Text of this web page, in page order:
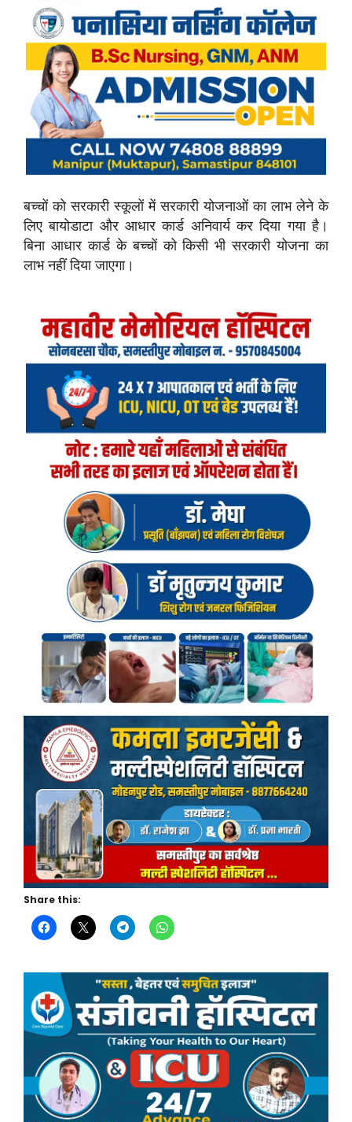
बच्चों को सरकारी स्कूलों में सरकारी योजनाओं का लाभ लेने के
लिए बायोडाटा और आधार कार्ड अनिवार्य कर दिया गया है।
बिना आधार कार्ड के बच्चों को किसी भी सरकारी योजना का
लाभ नहीं दिया जाएगा।
Share this: